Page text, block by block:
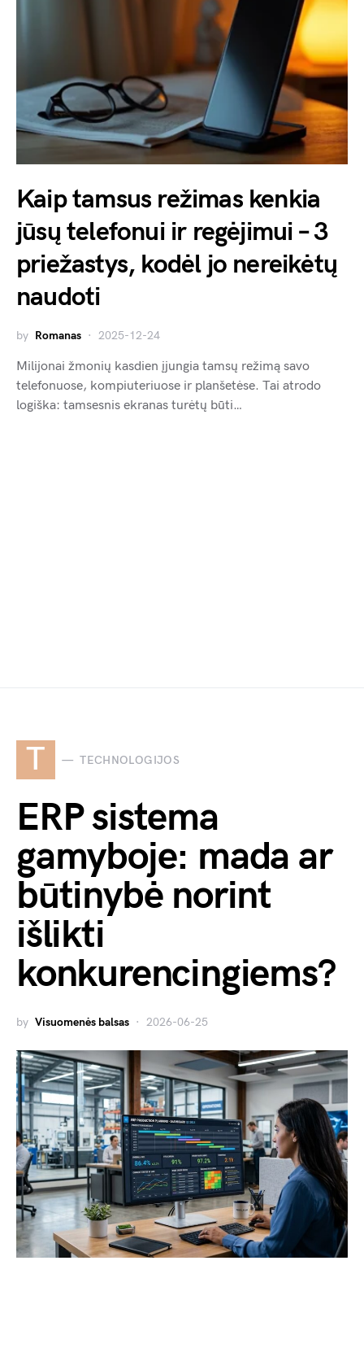
Kaip tamsus režimas kenkia
jūsų telefonui ir regėjimui – 3
priežastys, kodėl jo nereikėtų
naudoti
by Romanas 2025-12-24
Milijonai žmonių kasdien įjungia tamsų režimą savo
telefonuose, kompiuteriuose ir planšetėse. Tai atrodo
logiška: tamsesnis ekranas turėtų būti…
T TECHNOLOGIJOS
ERP sistema
gamyboje: mada ar
būtinybė norint
išlikti
konkurencingiems?
by Visuomenės balsas 2026-06-25